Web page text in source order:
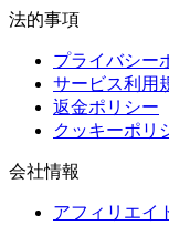
法的事項
プライバシー
サービス利用
返金ポリシー
クッキーポリ
会社情報
アフィリエイ